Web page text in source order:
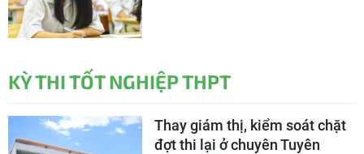
KỲ THI TỐT NGHIỆP THPT
Thay giám thị, kiểm soát chặt
đợt thi lại ở chuyên Tuyên